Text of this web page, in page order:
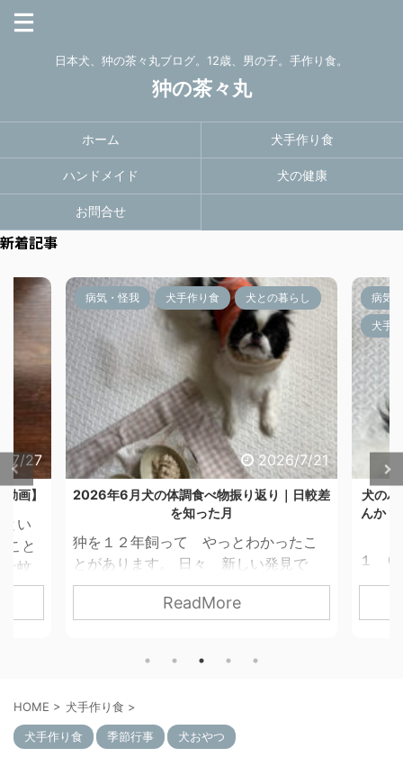
日本犬、狆の茶々丸ブログ。12歳、男の子。手作り食。
狆の茶々丸
ホーム 犬手作り食
ハンドメイド 犬の健康
お問合せ
新着記事
7/27
画】
い
こと
蚊
り線
り線
病気・怪我 犬手作り食 犬との暮らし
2026/7/21
2026年6月犬の体調食べ物振り返り｜日較差
を知った月
狆を１２年飼って やっとわかったこ
とがあります。 日々 新しい発見で
す。 ６月の記事 狆のオス 12歳2
か月 咳 なし。 逆くしゃみ 3回。
その他 パンティング1回。すぐ気づいて
室温・湿度を下げ、大事に至らず・ 漢
ReadMore
病気
犬手
犬のパ
んか？
１ 6
に実
す。
HOME > 犬手作り食 >
犬手作り食 季節行事 犬おやつ